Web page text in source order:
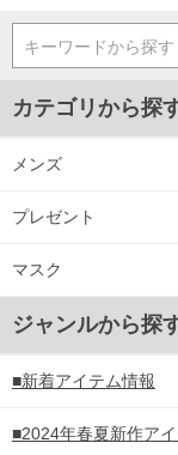
キーワードから探す
カテゴリから探
メンズ
プレゼント
マスク
ジャンルから探
■新着アイテム情報
■2024年春夏新作ア